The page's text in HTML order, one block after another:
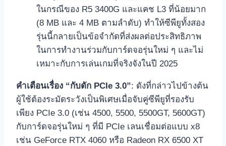
ในกรณีของ R5 3400G และแคช L3 ที่น้อยมาก
(8 MB และ 4 MB ตามลำดับ) ทำให้ซีพียูทั้งสอง
รุ่นนี้กลายเป็นข้อจำกัดที่ส่งผลต่อประสิทธิภาพ
ในการทำงานร่วมกับการ์ดจอรุ่นใหม่ ๆ และไม่
เหมาะกับการเล่นเกมที่จริงจังในปี 2025
คำเตือนเรื่อง “กับดัก PCIe 3.0”: ดังที่กล่าวไปข้างต้น
ผู้ใช้ต้องระมัดระวังเป็นพิเศษเมื่อจับคู่ซีพียูที่รองรับ
เพียง PCIe 3.0 (เช่น 4500, 5500, 5500GT, 5600GT)
กับการ์ดจอรุ่นใหม่ ๆ ที่มี PCIe เลนเชื่อมต่อแบบ x8
เช่น GeForce RTX 4060 หรือ Radeon RX 6500 XT